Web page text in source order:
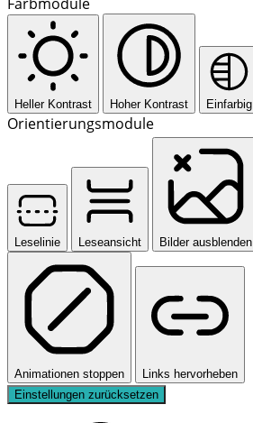
Heller Kontrast Hoher Kontrast Einfarbig
Orientierungsmodule
Leselinie Leseansicht Bilder ausblenden
Animationen stoppen
Links hervorheben
Einstellungen zurücksetzen